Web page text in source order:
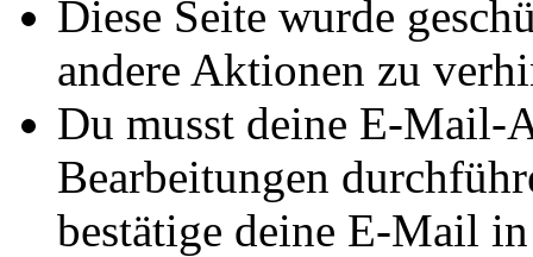
Diese Seite wurde
andere Aktionen zu
Du musst deine E-Mail-
Bearbeitungen
bestätige deine E-Mail